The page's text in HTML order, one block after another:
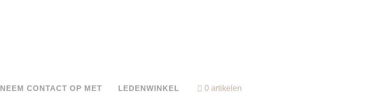
NEEM CONTACT OP MET LEDENWINKEL 0 artikelen